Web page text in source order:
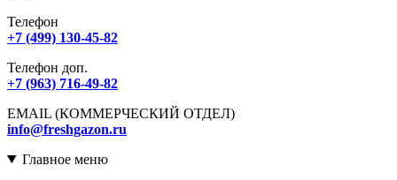
Телефон
+7 (499) 130-45-82
Телефон доп.
+7 (963) 716-49-82
EMAIL (КОММЕРЧЕСКИЙ ОТДЕЛ)
info@freshgazon.ru
Главное меню